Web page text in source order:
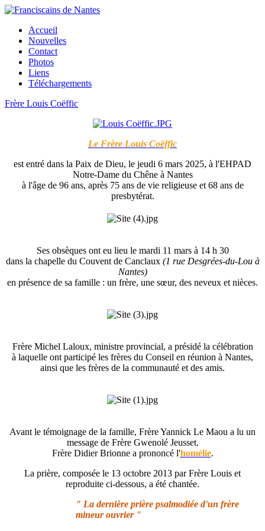
Accueil
Nouvelles
Contact
Photos
Liens
Téléchargements
Frère Louis Coëffic
Le Frère Louis Coëffic
est entré dans la Paix de Dieu, le jeudi 6 mars 2025, à l'EHPAD
Notre-Dame du Chêne à Nantes
à l'âge de 96 ans, après 75 ans de vie religieuse et 68 ans de
presbytérat.
Ses obsèques ont eu lieu le mardi 11 mars à 14 h 30
dans la chapelle du Couvent de Canclaux (1 rue Desgrées-du-Lou à
Nantes)
en présence de sa famille : un frère, une sœur, des neveux et nièces.
Frère Michel Laloux, ministre provincial, a présidé la célébration
à laquelle ont participé les frères du Conseil en réunion à Nantes,
ainsi que les frères de la communauté et des amis.
Avant le témoignage de la famille, Frère Yannick Le Maou a lu un
message de Frère Gwenolé Jeusset.
Frère Didier Brionne a prononcé l'homélie.
La prière, composée le 13 octobre 2013 par Frère Louis et
reproduite ci-dessous, a été chantée.
" La dernière prière psalmodiée d'un frère
mineur ouvrier "